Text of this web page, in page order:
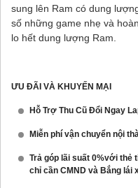
sung lên Ram có dung
số những game nhẹ và
lo hết dung lượng Ram.
ƯU ĐÃI VÀ KHUYẾN MẠI
Hỗ Trợ Thu Cũ Đổi Ngay
Miễn phí vận chuyển nội
Trả góp lãi suất 0%với thẻ
chỉ cần CMND và Bắng lái